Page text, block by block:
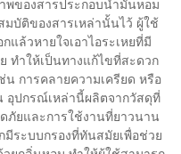
พของสารประกอบน้ำมันหอม
บัติของสารเหล่านั้นไว้ ผู้ใช้
แล้วหายใจเอาไอระเหยที่มี
ทำให้เป็นทางแก้ไขที่สะดวก
การคลายความเครียด หรือ
อุปกรณ์เหล่านี้ผลิตจากวัสดุที่
ยและการใช้งานที่ยาวนาน
ระบบกรองที่ทันสมัยเพื่อช่วย